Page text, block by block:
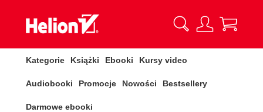
Kategorie Książki Ebooki Kursy video
Audiobooki Promocje Nowości Bestsellery
Darmowe ebooki